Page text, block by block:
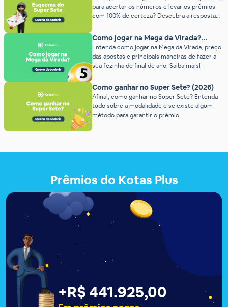
sorteados por cada coluna. E aqui vai uma dica
inicial: […]
para acertar os números e levar os prêmios
com 100% de certeza? Descubra a resposta
Como jogar na Mega da Virada?
(2026)
Entenda como jogar na Mega da Virada, preço
das apostas e principais maneiras de fazer a
sua fezinha de final de ano. Saiba mais!
Como ganhar no Super Sete? (2026)
Afinal, como ganhar no Super Sete? Entenda
tudo sobre a modalidade e se existe algum
método para garantir o prêmio.
Prêmios do Kotas Plus
+R$ 441.927,00